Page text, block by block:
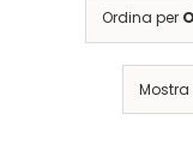
Ordina per
Mostra